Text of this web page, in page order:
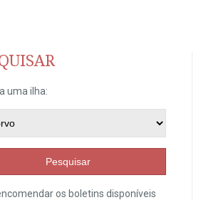
uma ilha:
Pesquisar
os boletins disponíveis